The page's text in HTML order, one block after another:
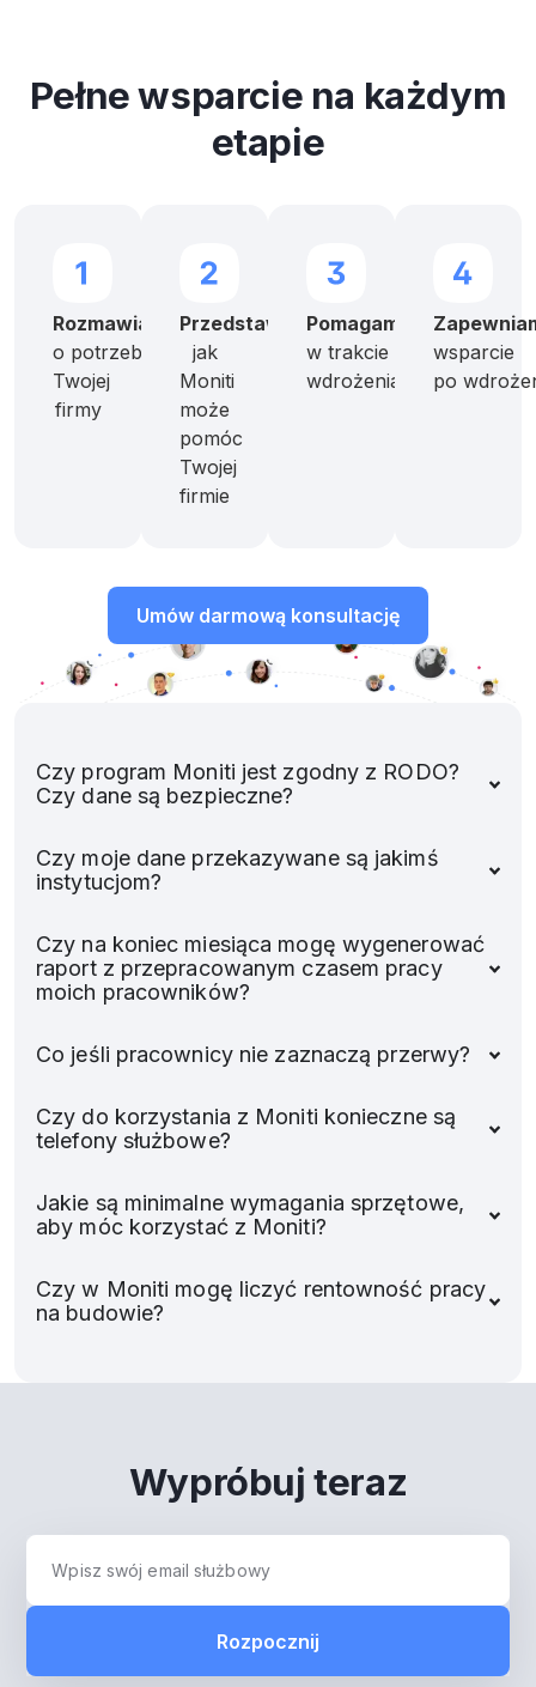
Pełne wsparcie na każdym
etapie
Rozmawiamy
o potrzebach
Twojej
firmy
Przedstawiamy
jak
Moniti
może
pomóc
Twojej
firmie
Pomagamy
w trakcie
wdrożenia
wsparcie
po
Umów darmową konsultację
Czy program Moniti jest zgodny z RODO?
Czy dane są bezpieczne?
Czy moje dane przekazywane są jakimś
instytucjom?
Czy na koniec miesiąca mogę wygenerować
raport z przepracowanym czasem pracy
moich pracowników?
Co jeśli pracownicy nie zaznaczą przerwy?
Czy do korzystania z Moniti konieczne są
telefony służbowe?
Jakie są minimalne wymagania sprzętowe,
aby móc korzystać z Moniti?
Czy w Moniti mogę liczyć rentowność pracy
na budowie?
Wypróbuj teraz
Rozpocznij